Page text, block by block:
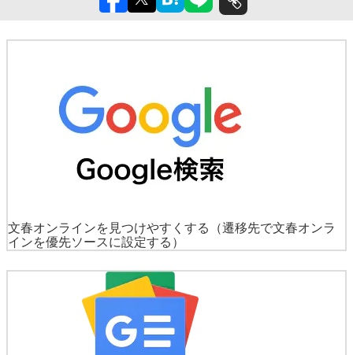
文春オンラインを見つけやすくする
（遷移先で文春オンラ
インを優先ソースに設定する）